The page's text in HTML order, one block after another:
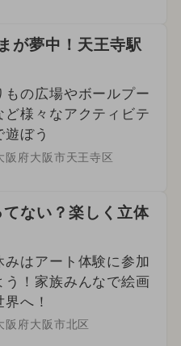
が夢中！天王寺駅
もの広場やボールプー
ど様々なアクティビテ
遊ぼう
阪府大阪市天王寺区
ない？楽しく立体
みはアート体験に参加
う！家族みんなで絵画
界へ！
阪府大阪市北区